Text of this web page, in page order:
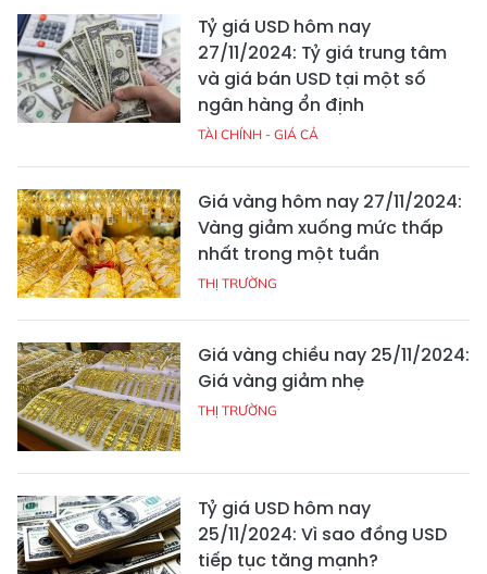
Tỷ giá USD hôm nay
27/11/2024: Tỷ giá trung tâm
và giá bán USD tại một số
ngân hàng ổn định
TÀI CHÍNH - GIÁ CẢ
Giá vàng hôm nay 27/11/2024:
Vàng giảm xuống mức thấp
nhất trong một tuần
THỊ TRƯỜNG
Giá vàng chiều nay 25/11/2024:
Giá vàng giảm nhẹ
THỊ TRƯỜNG
Tỷ giá USD hôm nay
25/11/2024: Vì sao đồng USD
tiếp tục tăng mạnh?